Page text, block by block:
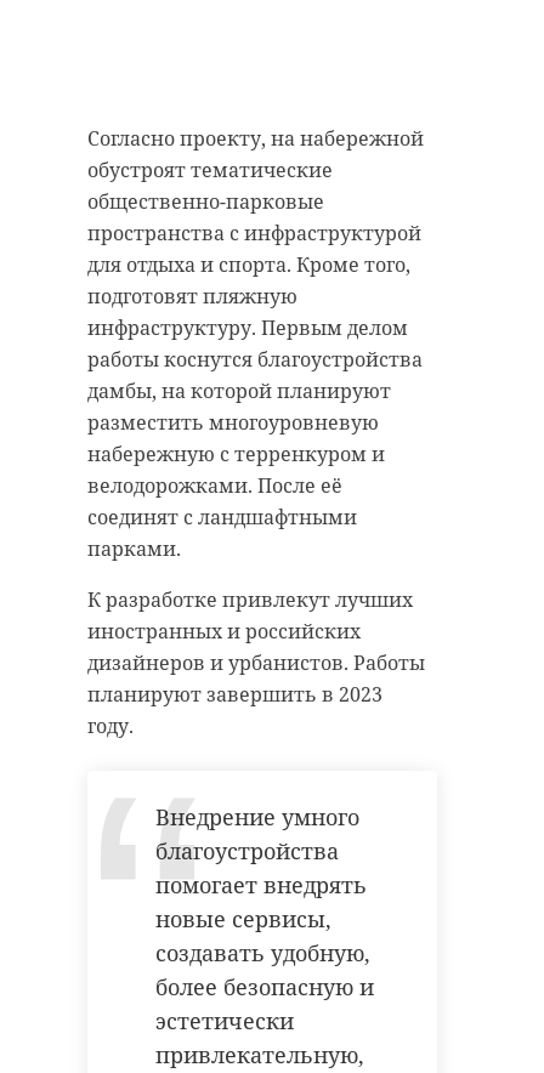
Согласно проекту, на набережной
обустроят тематические
общественно-парковые
пространства с инфраструктурой
для отдыха и спорта. Кроме того,
подготовят пляжную
инфраструктуру. Первым делом
работы коснутся благоустройства
дамбы, на которой планируют
разместить многоуровневую
набережную с терренкуром и
велодорожками. После её
соединят с ландшафтными
парками.
К разработке привлекут лучших
иностранных и российских
дизайнеров и урбанистов. Работы
планируют завершить в 2023
году.
Внедрение умного
благоустройства
помогает внедрять
новые сервисы,
создавать удобную,
более безопасную и
эстетически
привлекательную,
спицами шарф любого цвета 15
сантиметров в ширину и в длину
— от 70 до 150 сантиметров.
Принимать работы будут в
административном здании музея
до 4 июня включительно.
Кроме того, 6 июня жителей
приглашают на выставку
"Заповедный лес". Её тема —
растительность Монрепо, которая
откроется на экомаршруте.
Фото: Музей-заповедник "Парк
Монрепо"
музей-заповедник парк
монрепо
экомаршрут
Поделиться статьей:
РЕКОМЕНДУЕМ
На видео заметно, как тяжелая
спецмашина силовиков
подъезжает к Апраксин двору. Из
него выходят сотрудники в форме.
Подъезжает и автомобиль
полиции с мигалками.
Любопытных прохожих,
посетителей и даже работников
Апрашки вежливо
разворачивают, не пропуская
внутрь.
Более точная информация
Что произошло внутри Апраксин
двора в Петербурге уточняется.
апраксин двор
Поделиться статьей: